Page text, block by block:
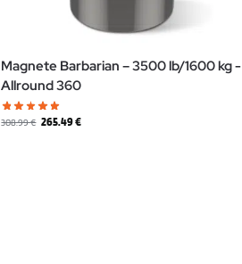
Magnete Barbarian – 3500 lb/1600 kg -
Allround 360
308.99€ 265.49€